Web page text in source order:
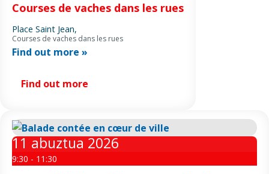
Courses de vaches dans les rues
Place Saint Jean,
Courses de vaches dans les rues
Find out more »
Find out more
11abuztua2026
9:30 - 11:30